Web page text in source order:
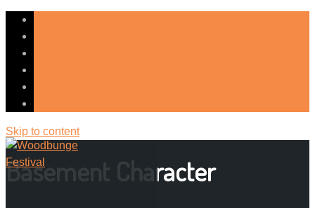
Skip to content
Basement Character